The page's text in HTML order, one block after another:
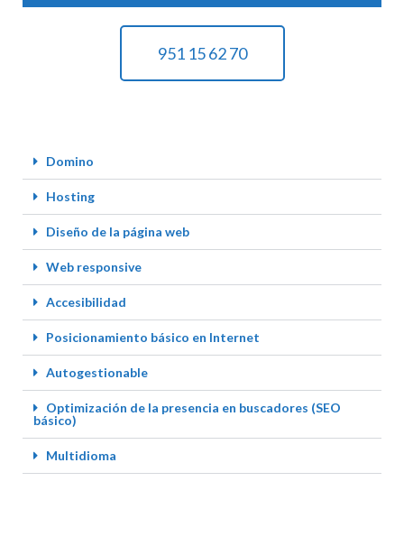
951 15 62 70
Domino
Hosting
Diseño de la página web
Web responsive
Accesibilidad
Posicionamiento básico en Internet
Autogestionable
Optimización de la presencia en buscadores (SEO
básico)
Multidioma